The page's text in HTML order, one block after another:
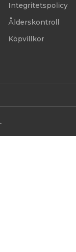
Integritetspolicy
Ålderskontroll
Köpvillkor
.